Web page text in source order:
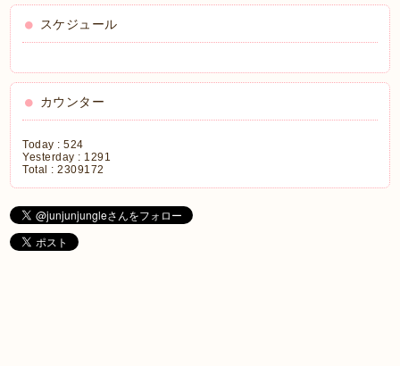
スケジュール
カウンター
Today :524
Yesterday : 1291
Total :2309172